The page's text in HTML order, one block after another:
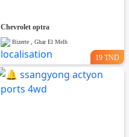
Chevrolet optra
Bizerte , Ghar El Melh
19 TND